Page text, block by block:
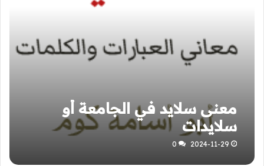
معنى سلايد في الجامعة أو
سلايدات
2024-11-29
0